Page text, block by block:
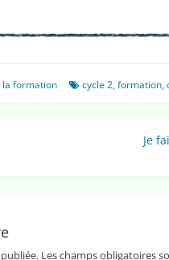
la formation cycle 2,formation,
Je
Les champs obligatoires